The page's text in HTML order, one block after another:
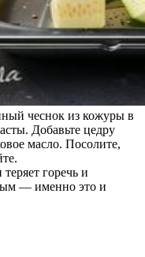
чеснок из кожуры в
Добавьте цедру
масло. Посолите,
горечь и
— именно это и